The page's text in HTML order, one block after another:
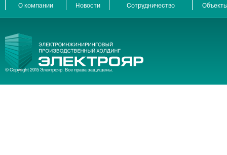
О компании Новости Сотрудничество
© Copyright 2015 Электрояр. Все права защищены.